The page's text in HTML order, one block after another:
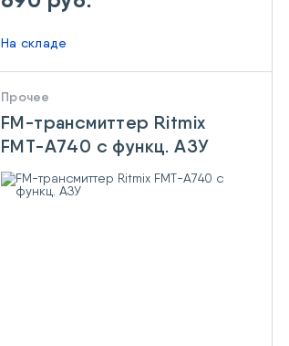
На складе
Прочее
FM-трансмиттер Ritmix
FMT-A740 c функц. АЗУ